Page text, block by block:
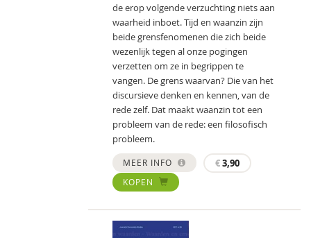
de erop volgende verzuchting niets aan
waarheid inboet. Tijd en waanzin zijn
beide grensfenomenen die zich beide
wezenlijk tegen al onze pogingen
verzetten om ze in begrippen te
vangen. De grens waarvan? Die van het
discursieve denken en kennen, van de
rede zelf. Dat maakt waanzin tot een
probleem van de rede: een filosofisch
probleem.
MEER INFO €3,90
KOPEN